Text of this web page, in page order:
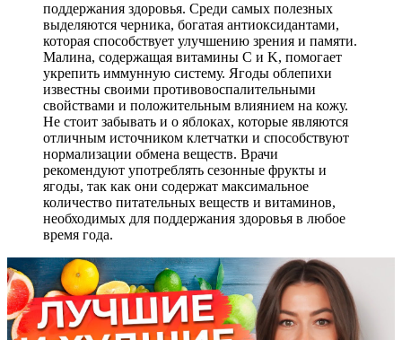
поддержания здоровья. Среди самых полезных
выделяются черника, богатая антиоксидантами,
которая способствует улучшению зрения и памяти.
Малина, содержащая витамины C и K, помогает
укрепить иммунную систему. Ягоды облепихи
известны своими противовоспалительными
свойствами и положительным влиянием на кожу.
Не стоит забывать и о яблоках, которые являются
отличным источником клетчатки и способствуют
нормализации обмена веществ. Врачи
рекомендуют употреблять сезонные фрукты и
ягоды, так как они содержат максимальное
количество питательных веществ и витаминов,
необходимых для поддержания здоровья в любое
время года.